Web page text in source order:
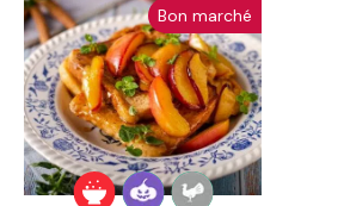
Bon marché